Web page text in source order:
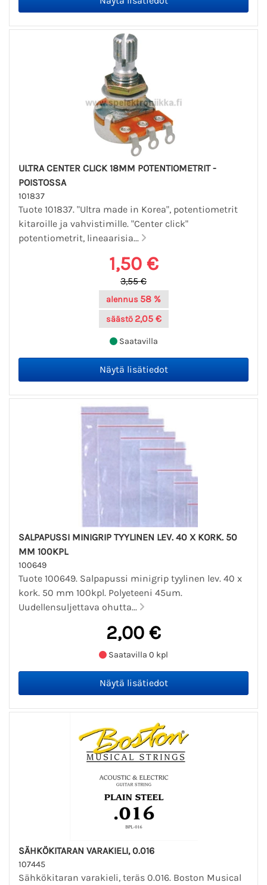
ULTRA CENTER CLICK 18MM POTENTIOMETRIT -
POISTOSSA
101837
Tuote 101837. "Ultra made in Korea", potentiometrit
kitaroille ja vahvistimille. "Center click"
potentiometrit, lineaarisia...
1,50 €
3,55 €
alennus 58 %
säästö 2,05 €
Saatavilla
SALPAPUSSI MINIGRIP TYYLINEN LEV. 40 X KORK. 50
MM 100KPL
100649
Tuote 100649. Salpapussi minigrip tyylinen lev. 40 x
kork. 50 mm 100kpl. Polyeteeni 45um.
Uudellensuljettava ohutta...
2,00 €
Saatavilla 0 kpl
SÄHKÖKITARAN VARAKIELI, 0.016
107445
Sähkökitaran varakieli, teräs 0.016. Boston Musical